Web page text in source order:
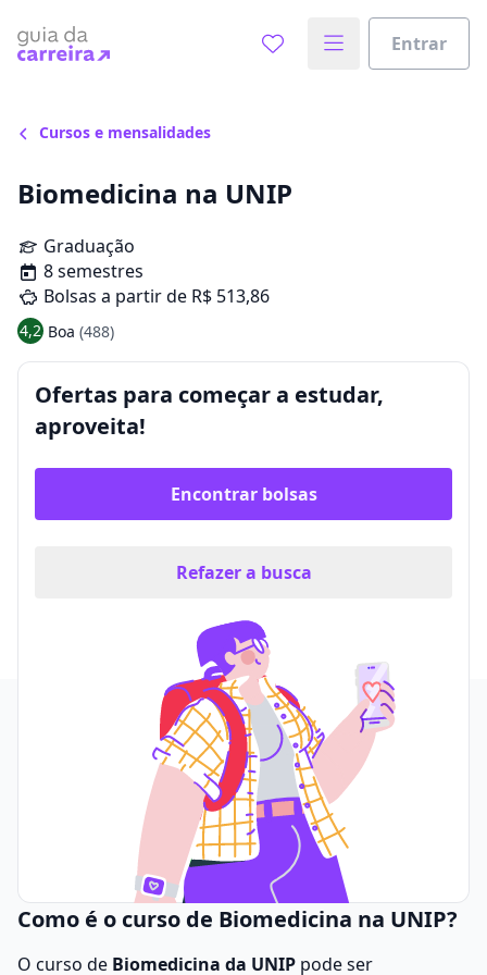
Entrar
Cursos e mensalidades
Biomedicina na UNIP
Graduação
8 semestres
Bolsas a partir de R$ 513,86
4,2 Boa (488)
Ofertas para começar a estudar,
aproveita!
Encontrar bolsas
Refazer a busca
Como é o curso de Biomedicina na UNIP?
O curso de Biomedicina da UNIP pode ser